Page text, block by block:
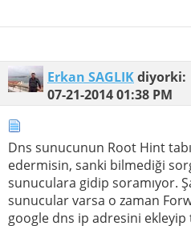
Erkan SAGLIKdiyorki:
07-21-201401:38 PM
Dns sunucunun Root Hint
edermisin, sanki bilmediği
sunuculara gidip soramıyor.
sunucular varsa o zaman
google dns ip adresini